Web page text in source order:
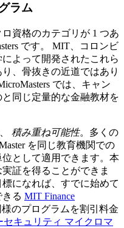
ラム
資格のカテゴリが 1 つあ
です。 MIT、コロンビ
よって開発されたこれら
、骨抜きの近道ではあり
では、キャン
同じ定量的な金融教材を
積み重ね可能性。多くの
を同じ教育機関での
として適用できます。本
証を得ることができま
になれば、すでに始めて
る MIT Finance
のプログラムを割引料金
セキュリティ マイクロマ